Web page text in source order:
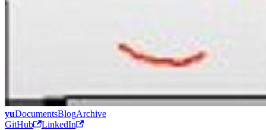
yuDocumentsBlogArchive
GitHub
LinkedIn